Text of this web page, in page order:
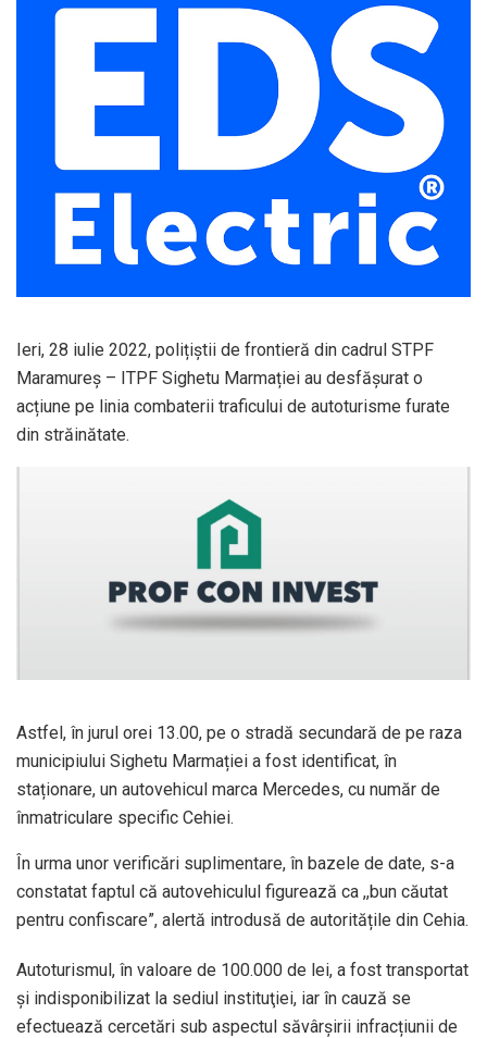
Ieri, 28 iulie 2022, polițiștii de frontieră din cadrul STPF
Maramureș – ITPF Sighetu Marmației au desfășurat o
acțiune pe linia combaterii traficului de autoturisme furate
din străinătate.
Astfel, în jurul orei 13.00, pe o stradă secundară de pe raza
municipiului Sighetu Marmației a fost identificat, în
staționare, un autovehicul marca Mercedes, cu număr de
înmatriculare specific Cehiei.
În urma unor verificări suplimentare, în bazele de date, s-a
constatat faptul că autovehiculul figurează ca ,,bun căutat
pentru confiscare”, alertă introdusă de autoritățile din Cehia.
Autoturismul, în valoare de 100.000 de lei, a fost transportat
și indisponibilizat la sediul instituţiei, iar în cauză se
efectuează cercetări sub aspectul săvârșirii infracțiunii de